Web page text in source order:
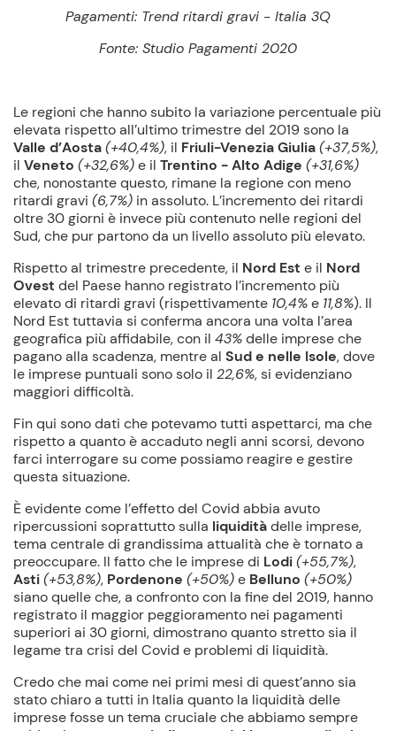
Pagamenti: Trend ritardi gravi - Italia 3Q
Fonte: Studio Pagamenti 2020
Le regioni che hanno subito la variazione percentuale più
elevata rispetto all’ultimo trimestre del 2019 sono la
Valle d’Aosta(+40,4%), il Friuli-Venezia Giulia(+37,5%),
il Veneto (+32,6%)e il Trentino - Alto Adige (+31,6%)
che, nonostante questo, rimane la regione con meno
ritardi gravi (6,7%) in assoluto. L’incremento dei ritardi
oltre 30 giorni è invece più contenuto nelle regioni del
Sud, che pur partono da un livello assoluto più elevato.
Rispetto al trimestre precedente, il Nord Est e il Nord
Ovest del Paese hanno registrato l’incremento più
elevato di ritardi gravi (rispettivamente 10,4%e 11,8%). Il
Nord Est tuttavia si conferma ancora una volta l’area
geografica più affidabile, con il 43%delle imprese che
pagano alla scadenza, mentre al Sud e nelle Isole, dove
le imprese puntuali sono solo il 22,6%, si evidenziano
maggiori difficoltà.
Fin qui sono dati che potevamo tutti aspettarci, ma che
rispetto a quanto è accaduto negli anni scorsi, devono
farci interrogare su come possiamo reagire e gestire
questa situazione.
È evidente come l’effetto del Covid abbia avuto
ripercussioni soprattutto sulla liquiditàdelle imprese,
tema centrale di grandissima attualità che è tornato a
preoccupare. Il fatto che le imprese di Lodi(+55,7%),
Asti(+53,8%), Pordenone (+50%)e Belluno (+50%)
siano quelle che, a confronto con la fine del 2019, hanno
registrato il maggior peggioramento nei pagamenti
superiori ai 30 giorni, dimostrano quanto stretto sia il
legame tra crisi del Covid e problemi di liquidità.
Credo che mai come nei primi mesi di quest’anno sia
stato chiaro a tutti in Italia quanto la liquidità delle
imprese fosse un tema cruciale che abbiamo sempre